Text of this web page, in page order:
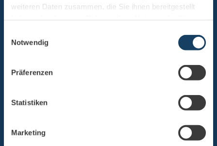
weiteren Daten zusammen, die Sie ihnen bereitgestellt
Notwendig
Präferenzen
Statistiken
Marketing
UNSER AUDIUS